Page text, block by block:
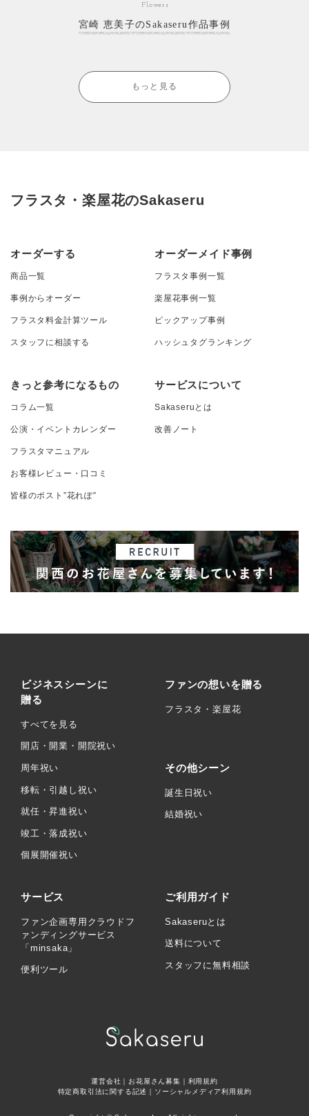
Flowers
宮崎 恵美子のSakaseru作品事例
もっと見る
フラスタ・楽屋花のSakaseru
オーダーする
商品一覧
事例からオーダー
フラスタ料金計算ツール
スタッフに相談する
オーダーメイド事例
フラスタ事例一覧
楽屋花事例一覧
ピックアップ事例
ハッシュタグランキング
きっと参考になるもの
コラム一覧
公演・イベントカレンダー
フラスタマニュアル
お客様レビュー・口コミ
皆様のポスト”花れぽ”
サービスについて
Sakaseruとは
改善ノート
ビジネスシーンに
贈る
すべてを見る
開店・開業・開院祝い
周年祝い
移転・引越し祝い
就任・昇進祝い
竣工・落成祝い
個展開催祝い
ファンの想いを贈る
フラスタ・楽屋花
その他シーン
誕生日祝い
結婚祝い
サービス
ファン企画専用クラウドフ
ァンディングサービス
「minsaka」
便利ツール
ご利用ガイド
Sakaseruとは
送料について
スタッフに無料相談
運営会社 ｜ お花屋さん募集 ｜ 利用規約
特定商取引法に関する記述 ｜ ソーシャルメディア利用規約